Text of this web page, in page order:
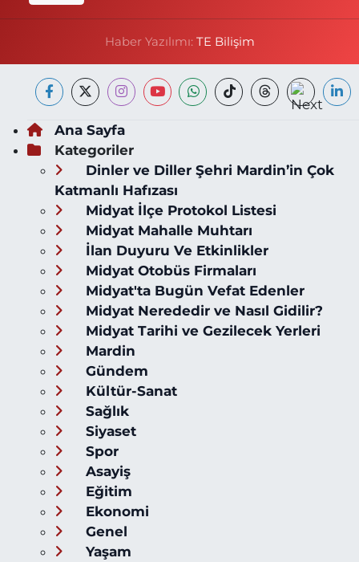
Haber Yazılımı: TE Bilişim
Ana Sayfa
Kategoriler
Dinler ve Diller Şehri Mardin’in Çok
Katmanlı Hafızası
Midyat İlçe Protokol Listesi
Midyat Mahalle Muhtarı
İlan Duyuru Ve Etkinlikler
Midyat Otobüs Firmaları
Midyat'ta Bugün Vefat Edenler
Midyat Nerededir ve Nasıl Gidilir?
Midyat Tarihi ve Gezilecek Yerleri
Mardin
Gündem
Kültür-Sanat
Sağlık
Siyaset
Spor
Asayiş
Eğitim
Ekonomi
Genel
Yaşam